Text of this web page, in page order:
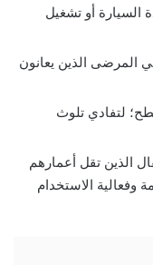
السيارة أو تشغيل
المرضى الذين يعانون
لتفادي تلوث
الذين تقل أعمارهم
وفعالية الاستخدام